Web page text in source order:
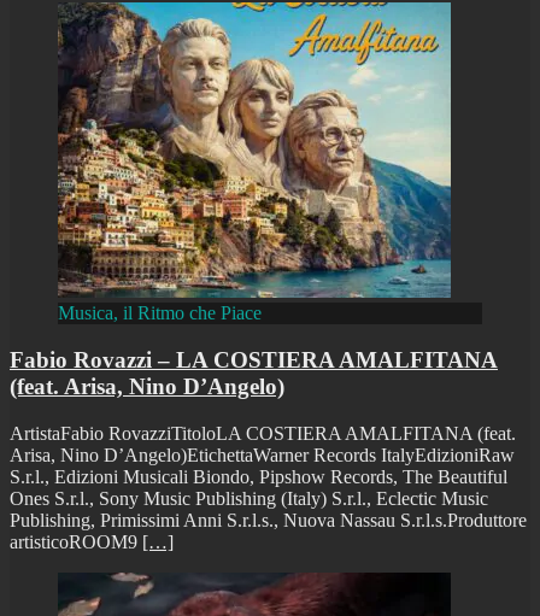
Musica, il Ritmo che Piace
Fabio Rovazzi – LA COSTIERA AMALFITANA
(feat. Arisa, Nino D’Angelo)
ArtistaFabio RovazziTitoloLA COSTIERA AMALFITANA (feat.
Arisa, Nino D’Angelo)EtichettaWarner Records ItalyEdizioniRaw
S.r.l., Edizioni Musicali Biondo, Pipshow Records, The Beautiful
Ones S.r.l., Sony Music Publishing (Italy) S.r.l., Eclectic Music
Publishing, Primissimi Anni S.r.l.s., Nuova Nassau S.r.l.s.Produttore
artisticoROOM9 […]